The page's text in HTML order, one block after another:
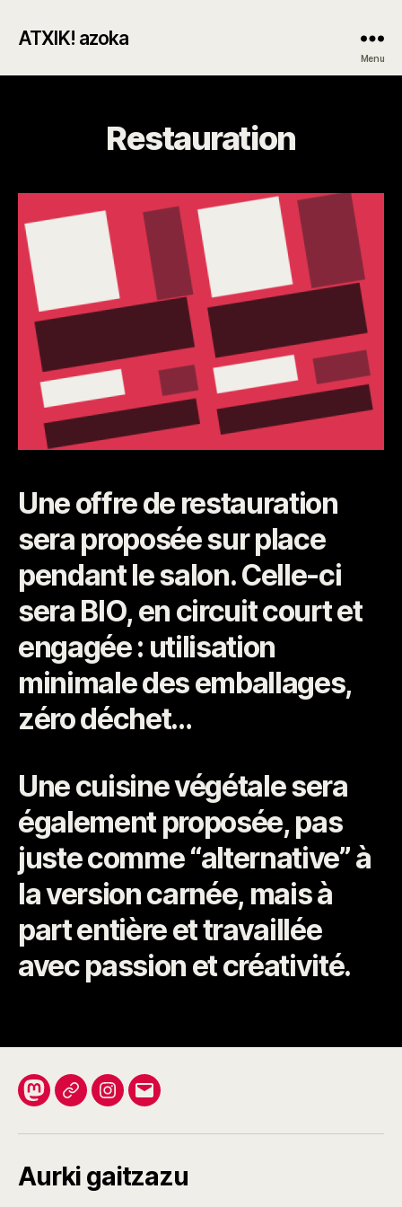
ATXIK! azoka
Menu
Restauration
Une offre de restauration
sera proposée sur place
pendant le salon. Celle-ci
sera BIO, en circuit court et
engagée : utilisation
minimale des emballages,
zéro déchet…
Une cuisine végétale sera
également proposée, pas
juste comme “alternative” à
la version carnée, mais à
part entière et travaillée
avec passion et créativité.
MastodonMastodon
Instagram
E-
Aurki gaitzazu